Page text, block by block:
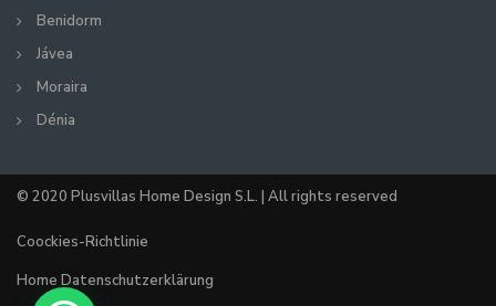
Benidorm
Jávea
Moraira
Dénia
© 2020 Plusvillas Home Design S.L. | All rights reserved
Coockies-Richtlinie
Home Datenschutzerklärung